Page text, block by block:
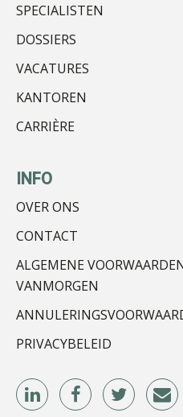
Joost
SPECIALISTEN
DOSSIERS
VACATURES
KANTOREN
CARRIÈRE
INFO
OVER ONS
CONTACT
ALGEMENE
VANMORGEN
PRIVACYBELEID